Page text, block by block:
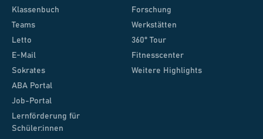
Klassenbuch
Teams
Letto
E-Mail
Sokrates
ABA Portal
Job-Portal
Lernförderung für
Schüler:innen
Forschung
Werkstätten
360° Tour
Fitnesscenter
Weitere Highlights